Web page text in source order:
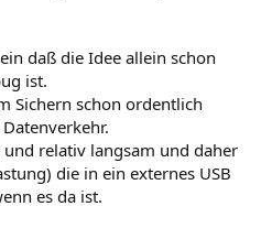
daß die Idee allein schon
ist.
Sichern schon ordentlich
relativ langsam und daher
die in ein externes USB
es da ist.